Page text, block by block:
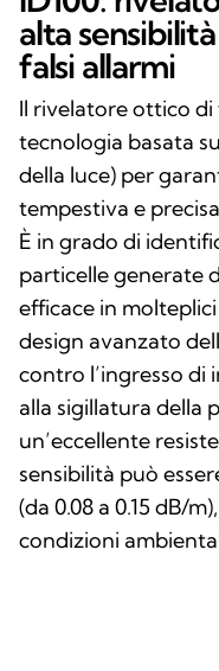
alta
falsi allarmi
Il rivelatore ottico di
tecnologia basata
della luce) per
tempestiva e
È in grado di
particelle generate
efficace in
design avanzato
contro l’ingresso di
alla sigillatura della
un’eccellente
sensibilità può
(da 0.08 a 0.15 dB/
condizioni